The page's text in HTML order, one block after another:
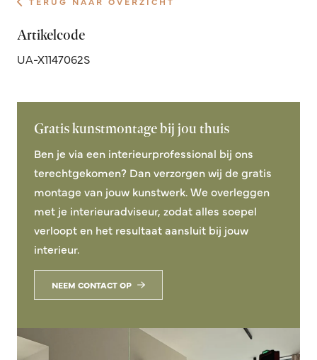
Artikelcode
UA-X1147062S
Gratis kunstmontage bij jou thuis
Ben je via een interieurprofessional bij ons
terechtgekomen? Dan verzorgen wij de gratis
montage van jouw kunstwerk. We overleggen
met je interieuradviseur, zodat alles soepel
verloopt en het resultaat aansluit bij jouw
interieur.
NEEM CONTACT OP